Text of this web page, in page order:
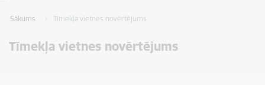
Sākums Tīmekļa vietnes novērtējums
Tīmekļa vietnes novērtējums